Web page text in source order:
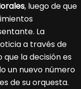
, luego de que
La
a través de
que la decisión es
un nuevo número
de su orquesta.